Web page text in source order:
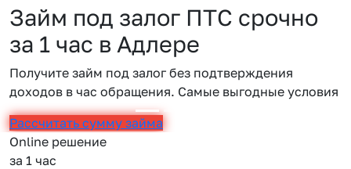
Займ под залог ПТС срочно
за 1 час в Адлере
Получите займ под залог без подтверждения
доходов в час обращения. Самые выгодные условия
Рассчитать сумму займа
Online решение
за 1 час